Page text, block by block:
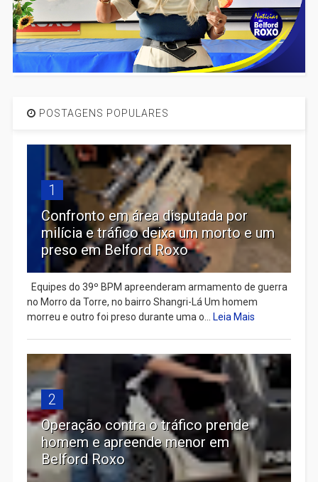
POSTAGENS POPULARES
1
Confronto em área disputada por
milícia e tráfico deixa um morto e um
preso em Belford Roxo
Equipes do 39º BPM apreenderam armamento de guerra
no Morro da Torre, no bairro Shangri-Lá Um homem
morreu e outro foi preso durante uma o...
Leia Mais
2
Operação contra o tráfico prende
homem e apreende menor em
Belford Roxo